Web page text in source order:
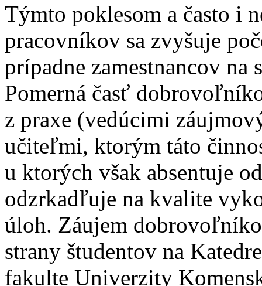
Týmto poklesom a často i
pracovníkov sa zvyšuje
prípadne zamestnancov
Pomerná časť
z praxe (vedúcimi
učiteľmi, ktorým táto
u ktorých však absentuje
odzrkadľuje na kvalite
úloh. Záujem
strany študentov na
fakulte Univerzity